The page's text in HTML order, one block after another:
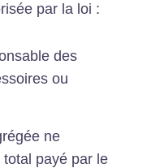
par la loi :
des
ou
ne
payé par le